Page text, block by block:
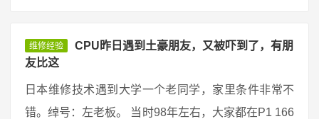
维修经验
CPU昨日遇到土豪朋友，又被吓到了，有朋
友比这
日本维修技术遇到大学一个老同学，家里条件非常不
错。绰号：左老板。 当时98年左右，大家都在P1 166